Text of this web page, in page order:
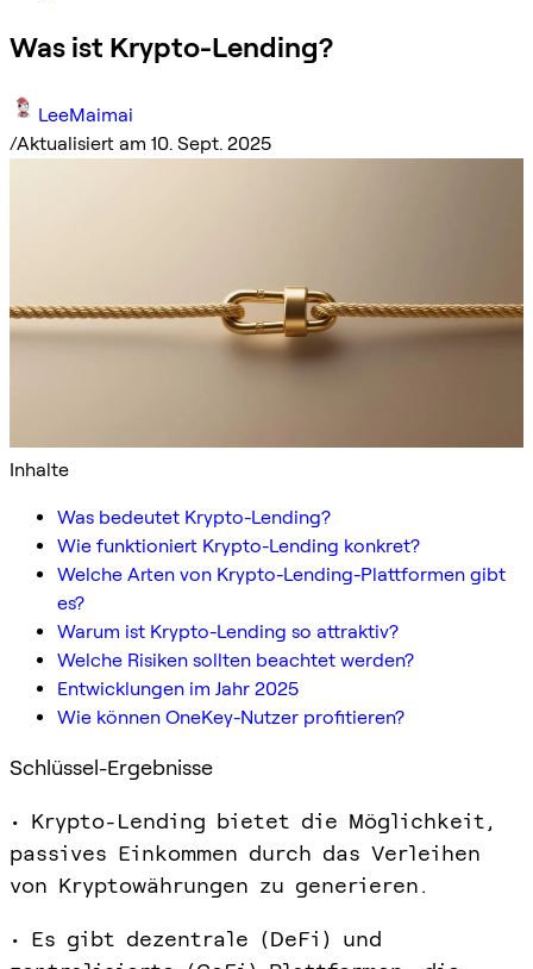
Was ist Krypto-Lending?
LeeMaimai
/Aktualisiert am 10. Sept. 2025
Inhalte
Was bedeutet Krypto-Lending?
Wie funktioniert Krypto-Lending konkret?
Welche Arten von Krypto-Lending-Plattformen gibt
es?
Warum ist Krypto-Lending so attraktiv?
Welche Risiken sollten beachtet werden?
Entwicklungen im Jahr 2025
Wie können OneKey-Nutzer profitieren?
Schlüssel-Ergebnisse
• Krypto-Lending bietet die Möglichkeit,
passives Einkommen durch das Verleihen
von Kryptowährungen zu generieren.
• Es gibt dezentrale (DeFi) und